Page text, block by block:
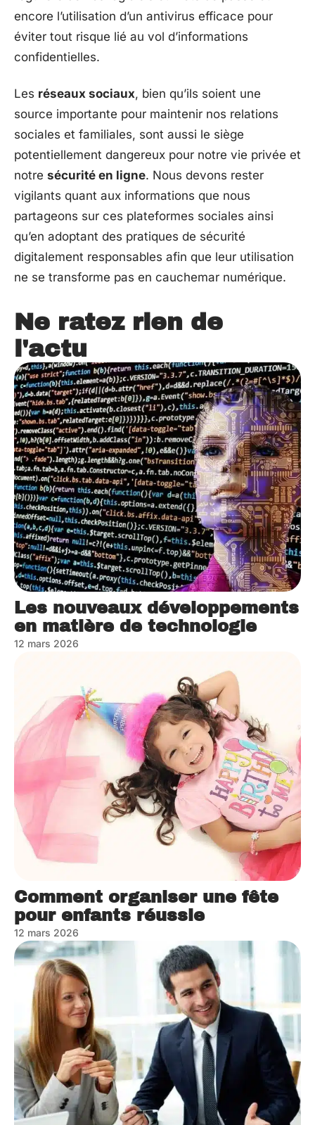
encore l’utilisation d’un antivirus efficace pour
éviter tout risque lié au vol d’informations
confidentielles.
Les réseaux sociaux, bien qu’ils soient une
source importante pour maintenir nos relations
sociales et familiales, sont aussi le siège
potentiellement dangereux pour notre vie privée et
notre sécurité en ligne. Nous devons rester
vigilants quant aux informations que nous
partageons sur ces plateformes sociales ainsi
qu’en adoptant des pratiques de sécurité
digitalement responsables afin que leur utilisation
ne se transforme pas en cauchemar numérique.
Ne ratez rien de
l'actu
Les nouveaux développements
en matière de technologie
12 mars 2026
Comment organiser une fête
pour enfants réussie
12 mars 2026